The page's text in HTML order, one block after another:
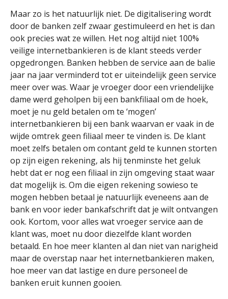
Maar zo is het natuurlijk niet. De digitalisering wordt
door de banken zelf zwaar gestimuleerd en het is dan
ook precies wat ze willen. Het nog altijd niet 100%
veilige internetbankieren is de klant steeds verder
opgedrongen. Banken hebben de service aan de balie
jaar na jaar verminderd tot er uiteindelijk geen service
meer over was. Waar je vroeger door een vriendelijke
dame werd geholpen bij een bankfiliaal om de hoek,
moet je nu geld betalen om te ‘mogen’
internetbankieren bij een bank waarvan er vaak in de
wijde omtrek geen filiaal meer te vinden is. De klant
moet zelfs betalen om contant geld te kunnen storten
op zijn eigen rekening, als hij tenminste het geluk
hebt dat er nog een filiaal in zijn omgeving staat waar
dat mogelijk is. Om die eigen rekening sowieso te
mogen hebben betaal je natuurlijk eveneens aan de
bank en voor ieder bankafschrift dat je wilt ontvangen
ook. Kortom, voor alles wat vroeger service aan de
klant was, moet nu door diezelfde klant worden
betaald. En hoe meer klanten al dan niet van narigheid
maar de overstap naar het internetbankieren maken,
hoe meer van dat lastige en dure personeel de
banken eruit kunnen gooien.